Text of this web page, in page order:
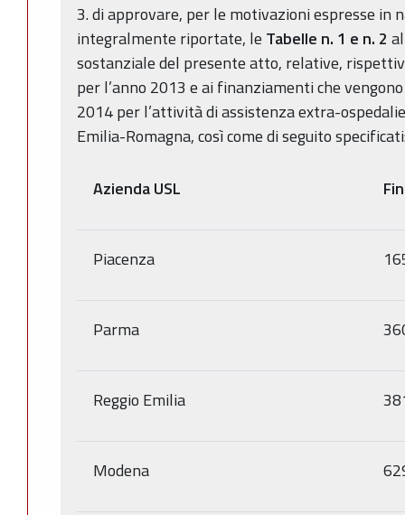
3. di approvare, per le motivazioni espresse in
integralmente riportate, le Tabelle n. 1 e n. 2
sostanziale del presente atto, relative,
per l’anno 2013 e ai finanziamenti che
2014 per l’attività di assistenza extra-
Emilia-Romagna, così come di seguito
Azienda USL
Piacenza
Parma
Reggio Emilia
Modena